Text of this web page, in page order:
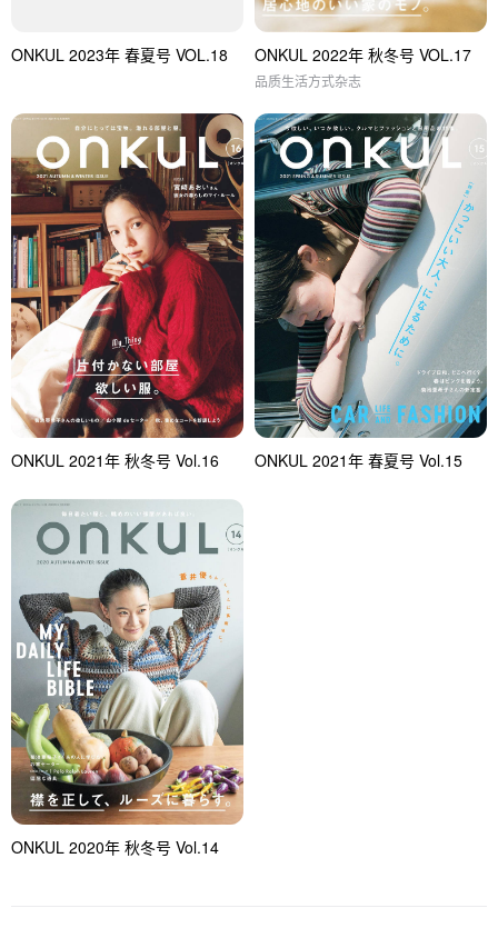
ONKUL 2023年 春夏号 VOL.18 ONKUL 2022年 秋冬号 VOL.17
品质生活方式杂志
ONKUL 2021年 秋冬号 Vol.16 ONKUL 2021年 春夏号 Vol.15
ONKUL 2020年 秋冬号 Vol.14